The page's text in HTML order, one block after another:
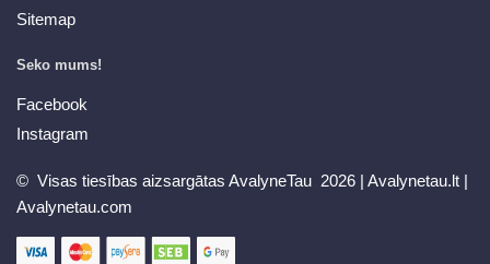
Sitemap
Seko mums!
Facebook
Instagram
© Visas tiesības aizsargātas AvalyneTau 2026 | Avalynetau.lt |
Avalynetau.com